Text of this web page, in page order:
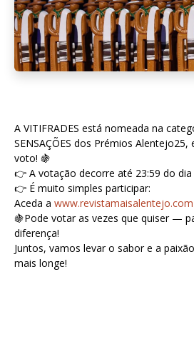
A VITIFRADES está nomeada na
SENSAÇÕES dos Prémios
voto! 🍇
👉 A votação decorre até 23:59 do
👉 É muito simples participar:
Aceda a www.revistamaisalentejo.com
🍇Pode votar as vezes que quiser —
diferença!
Juntos, vamos levar o sabor e a
mais longe!